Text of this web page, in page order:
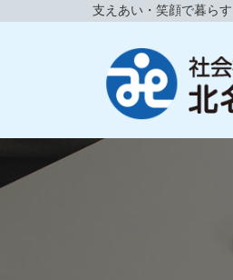
ン
キ
プ
ビ
に
動
支えあい・笑顔で暮ら